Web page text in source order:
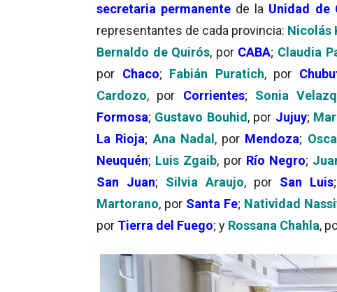
secretaria permanente de la Unidad de
representantes de cada provincia: Nicolás
Bernaldo de Quirós, por CABA; Claudia
por Chaco; Fabián Puratich, por
Cardozo, por Corrientes; Sonia
Formosa; Gustavo Bouhid, por Jujuy;
La Rioja; Ana Nadal, por Mendoza;
Neuquén; Luis Zgaib, por Río Negro;
San Juan; Silvia Araujo, por San Luis;
Martorano, por Santa Fe; Natividad
por Tierra del Fuego; y Rossana Chahla,